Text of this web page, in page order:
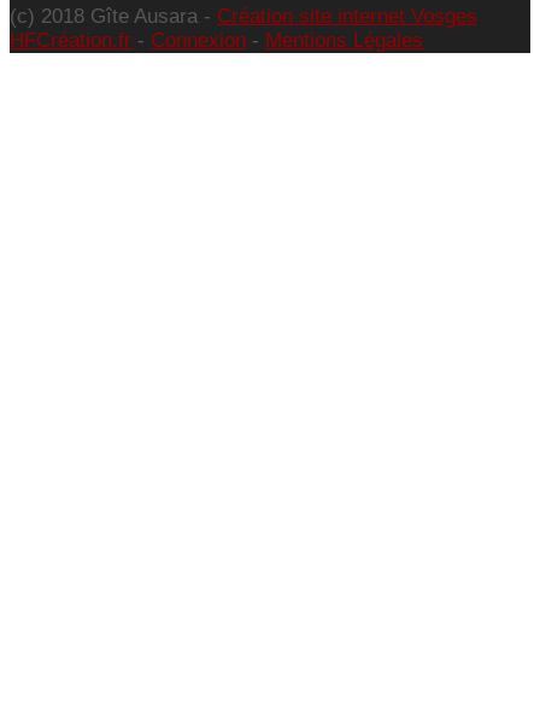
(c) 2018 Gîte Ausara - Création site internet Vosges
HFCréation.fr - Connexion - Mentions Légales